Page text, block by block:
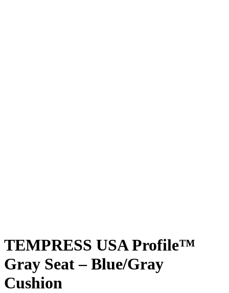
TEMPRESS USA Profile™
Gray Seat – Blue/Gray
Cushion